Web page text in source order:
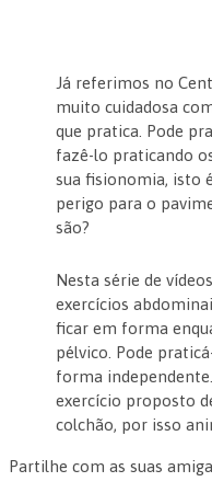
Já referimos no
muito cuidadosa
que pratica. Pode
fazê-lo praticando
sua fisionomia, isto
perigo para o
são?
Nesta série de
exercícios
ficar em forma
pélvico. Pode
forma
exercício proposto
colchão, por isso
Partilhe com as suas